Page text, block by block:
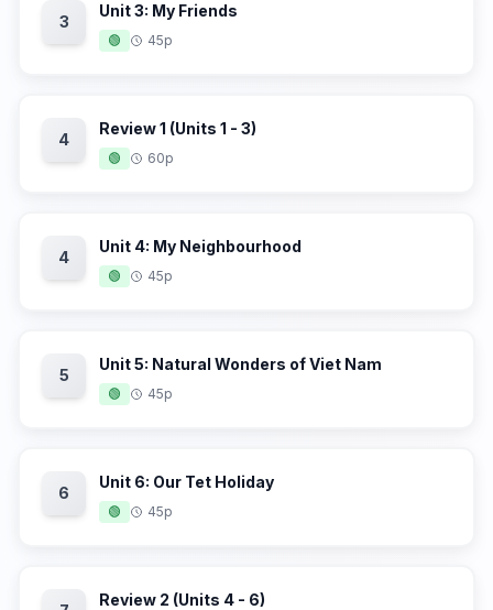
3
Unit 3: My Friends
🟢 45p
4
Review 1 (Units 1 - 3)
🟢 60p
4
Unit 4: My Neighbourhood
🟢 45p
5
Unit 5: Natural Wonders of Viet Nam
🟢 45p
6
Unit 6: Our Tet Holiday
🟢 45p
Review 2 (Units 4 - 6)